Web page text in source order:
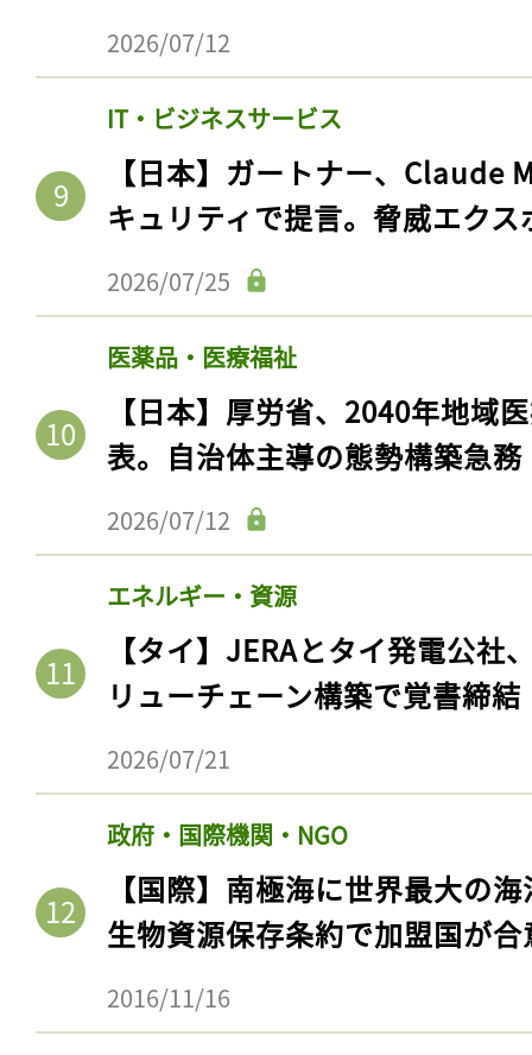
2026/07/12
IT・ビジネスサービス
【日本】ガートナー、Claude
キュリティで提言。脅威エク
2026/07/25
医薬品・医療福祉
【日本】厚労省、2040年地域
表。自治体主導の態勢構築急務
2026/07/12
エネルギー・資源
【タイ】JERAとタイ発電公社
リューチェーン構築で覚書締結
2026/07/21
政府・国際機関・NGO
【国際】南極海に世界最大の
生物資源保存条約で加盟国が合
2016/11/16
記事をお気に入りに
ログインが必
ログイン